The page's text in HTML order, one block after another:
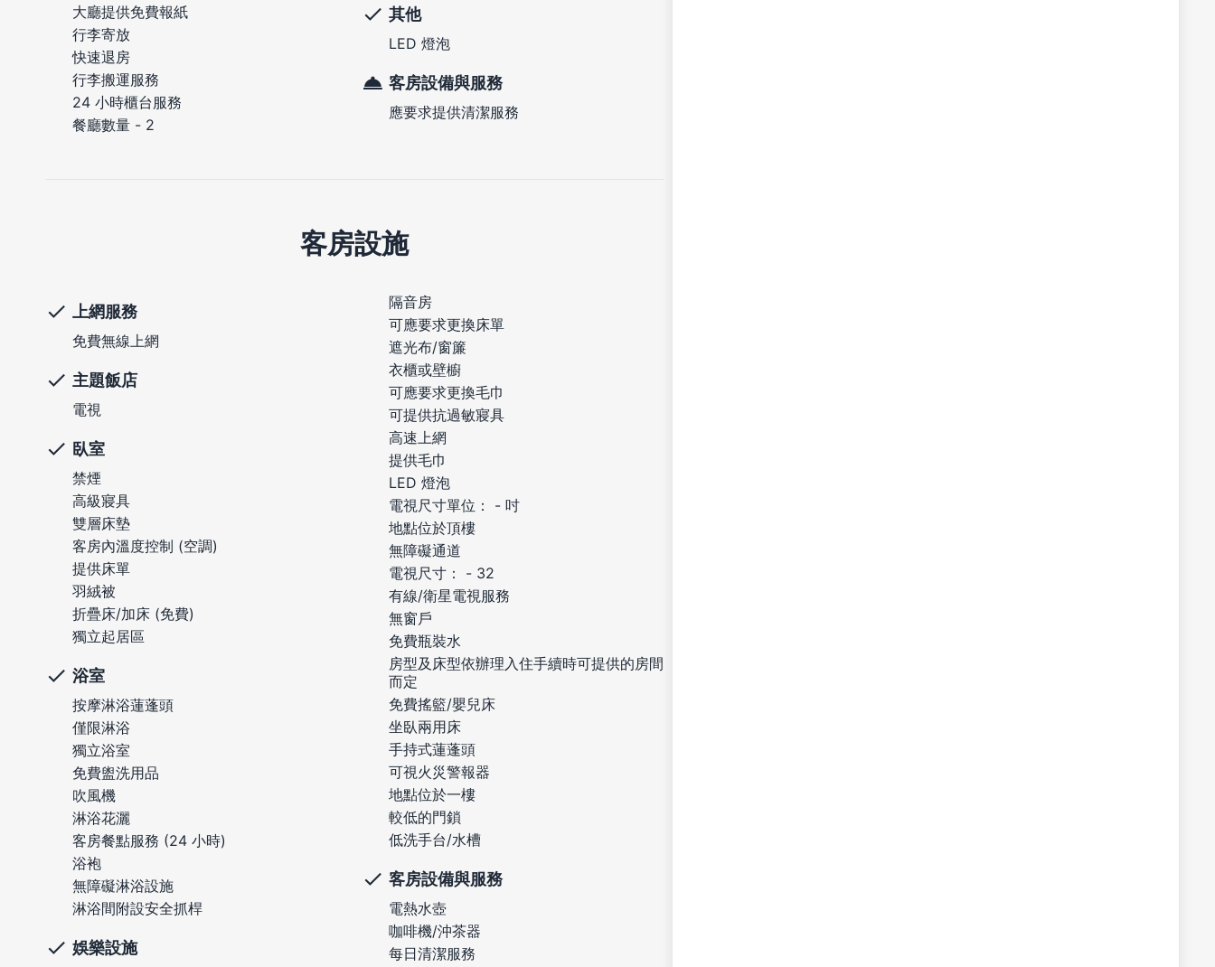
大廳提供免費報紙
行李寄放
快速退房
行李搬運服務
24 小時櫃台服務
餐廳數量 - 2
其他
LED 燈泡
客房設備與服務
應要求提供清潔服務
客房設施
上網服務
免費無線上網
主題飯店
電視
臥室
禁煙
高級寢具
雙層床墊
客房內溫度控制 (空調)
提供床單
羽絨被
折疊床/加床 (免費)
獨立起居區
浴室
按摩淋浴蓮蓬頭
僅限淋浴
獨立浴室
免費盥洗用品
吹風機
淋浴花灑
客房餐點服務 (24 小時)
浴袍
無障礙淋浴設施
淋浴間附設安全抓桿
娛樂設施
隔音房
可應要求更換床單
遮光布/窗簾
衣櫃或壁櫥
可應要求更換毛巾
可提供抗過敏寢具
高速上網
提供毛巾
LED 燈泡
電視尺寸單位： - 吋
地點位於頂樓
無障礙通道
電視尺寸： - 32
有線/衛星電視服務
無窗戶
免費瓶裝水
房型及床型依辦理入住手續時可提供的房間
而定
免費搖籃/嬰兒床
坐臥兩用床
手持式蓮蓬頭
可視火災警報器
地點位於一樓
較低的門鎖
低洗手台/水槽
客房設備與服務
電熱水壺
咖啡機/沖茶器
每日清潔服務